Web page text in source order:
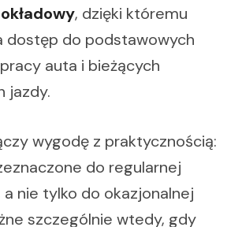
, dzięki któremu
dostęp do podstawowych
auta i bieżących
jazdy.
wygodę z praktycznością:
do regularnej
nie tylko do okazjonalnej
szczególnie wtedy, gdy